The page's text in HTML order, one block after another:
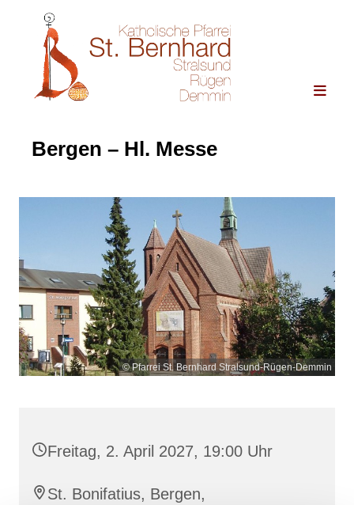
Bergen – Hl. Messe
© Pfarrei St. Bernhard Stralsund-Rügen-Demmin
Freitag, 2. April 2027, 19:00 Uhr
St. Bonifatius, Bergen,